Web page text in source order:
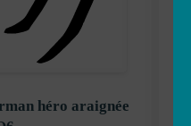
héro araignée